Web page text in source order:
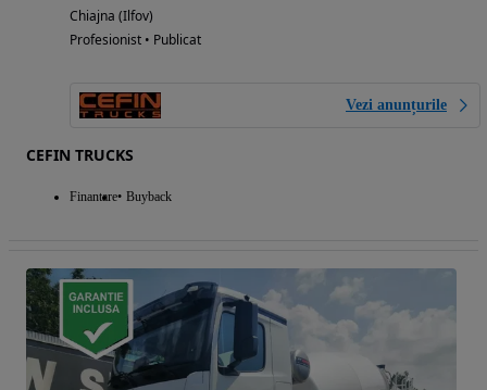
Chiajna (Ilfov)
Profesionist • Publicat
Vezi anunțurile
CEFIN TRUCKS
Finantare Buyback